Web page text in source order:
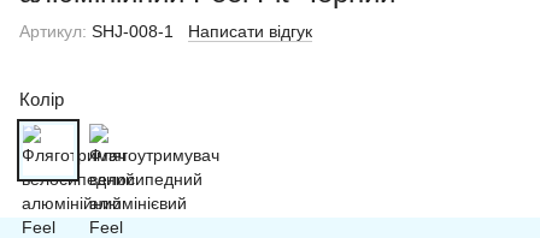
Артикул: SHJ-008-1 Написати відгук
Колір